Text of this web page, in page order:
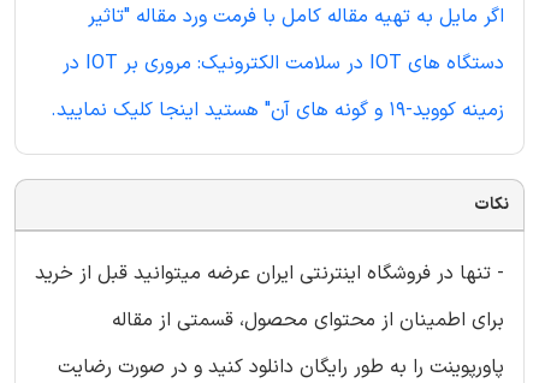
اگر مایل به تهیه مقاله کامل با فرمت ورد مقاله "تاثیر
دستگاه های IOT در سلامت الکترونیک: مروری بر IOT در
زمینه کووید-19 و گونه های آن" هستید اینجا کلیک نمایید.
نکات
- تنها در فروشگاه اینترنتی ایران عرضه میتوانید قبل از خرید
برای اطمینان از محتوای محصول، قسمتی از مقاله
پاورپوینت را به طور رایگان دانلود کنید و در صورت رضایت